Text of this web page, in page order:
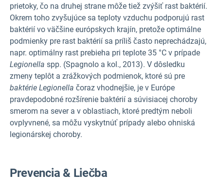
prietoky, čo na druhej strane môže tiež zvýšiť rast baktérií.
Okrem toho zvyšujúce sa teploty vzduchu podporujú rast
baktérií vo väčšine európskych krajín, pretože optimálne
podmienky pre rast baktérií sa príliš často neprechádzajú,
napr. optimálny rast prebieha pri teplote 35 °C v prípade
Legionella spp. (Spagnolo a kol., 2013). V dôsledku
zmeny teplôt a zrážkových podmienok, ktoré sú pre
baktérie Legionella čoraz vhodnejšie, je v Európe
pravdepodobné rozšírenie baktérií a súvisiacej choroby
smerom na sever a v oblastiach, ktoré predtým neboli
ovplyvnené, sa môžu vyskytnúť prípady alebo ohniská
legionárskej choroby.
Prevencia & Liečba